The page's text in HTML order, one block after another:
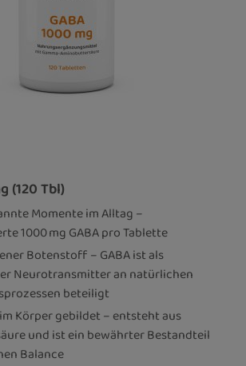
(120 Tbl)
Momente im Alltag –
1000 mg GABA pro Tablette
Botenstoff – GABA ist als
Neurotransmitter an natürlichen
beteiligt
Körper gebildet – entsteht aus
und ist ein bewährter Bestandteil
Balance